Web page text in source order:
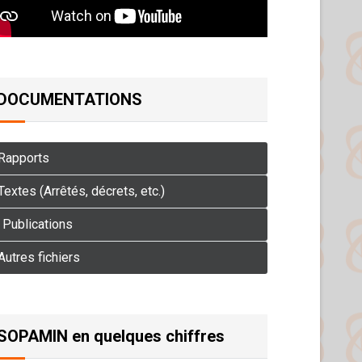
(Arrêtés, décrets, etc.)
Publications
fichiers
en quelques chiffres